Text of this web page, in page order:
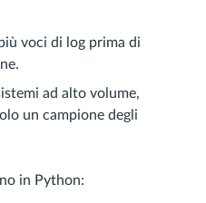
voci di log prima di
ad alto volume,
un campione degli
in Python: